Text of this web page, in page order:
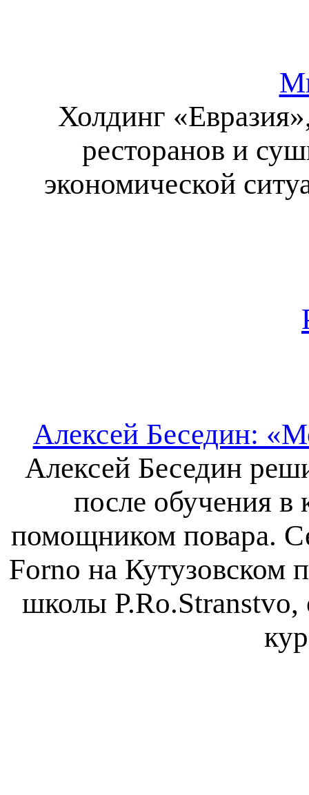
Холдинг
ресторанов и
экономической
Алексей Беседин:
Алексей Беседин
после обучения в
помощником повара.
Forno на Кутузовском
школы